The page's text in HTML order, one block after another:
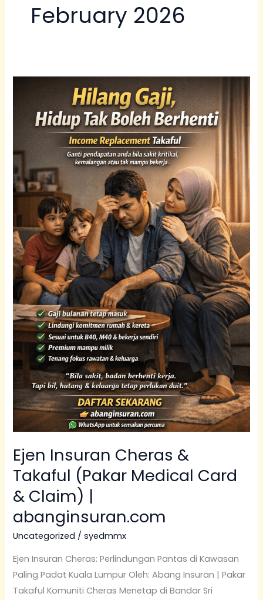
February 2026
Ejen Insuran Cheras &
Takaful (Pakar Medical Card
& Claim) |
abanginsuran.com
Uncategorized /syedmmx
Ejen Insuran Cheras: Perlindungan Pantas di Kawasan
Paling Padat Kuala Lumpur Oleh: Abang Insuran | Pakar
Takaful Komuniti Cheras Menetap di Bandar Sri
Cheras
(Pakar
Medical
Card
Claim)
|
abanginsuran.com